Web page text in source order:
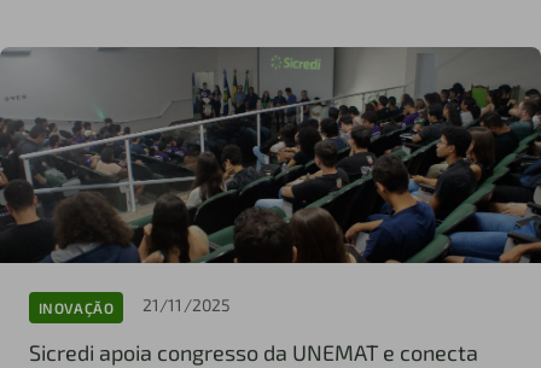
INOVAÇÃO 21/11/2025
Sicredi apoia congresso da UNEMAT e conecta